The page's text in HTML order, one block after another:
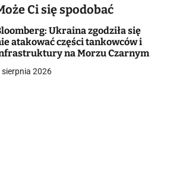
Ci się spodobać
Ukraina zgodziła się
atakować części tankowców i
na Morzu Czarnym
sierpnia 2026